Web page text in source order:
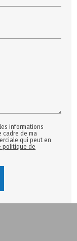
informations
cadre de ma
qui peut en
politique de